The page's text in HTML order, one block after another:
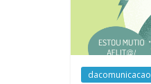
dacomunicacao